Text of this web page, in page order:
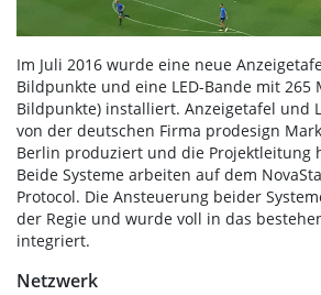
Im Juli 2016 wurde eine neue
Bildpunkte und eine LED-Bande mit 265
Bildpunkte) installiert. Anzeigetafel und
von der deutschen Firma prodesign
Berlin produziert und die Projektleitung
Beide Systeme arbeiten auf dem
Protocol. Die Ansteuerung beider
der Regie und wurde voll in das
integriert.
Netzwerk